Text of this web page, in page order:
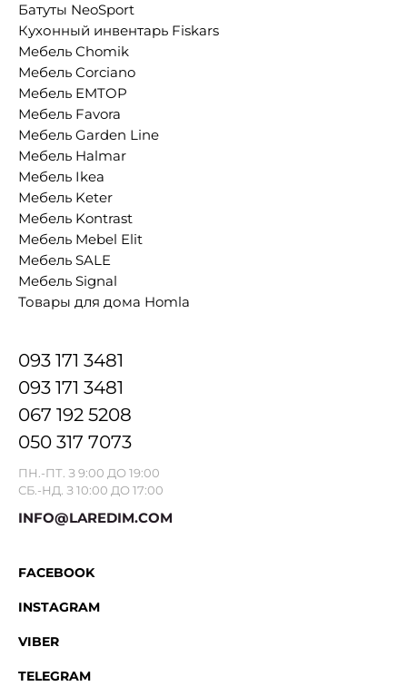
Батуты NeoSport
Кухонный инвентарь Fiskars
Мебель Chomik
Мебель Corciano
Мебель EMTOP
Мебель Favora
Мебель Garden Line
Мебель Halmar
Мебель Ikea
Мебель Keter
Мебель Kontrast
Мебель Mebel Elit
Мебель SALE
Мебель Signal
Товары для дома Homla
093 171 3481
093 171 3481
067 192 5208
050 317 7073
ПН.-ПТ. З 9:00 ДО 19:00
СБ.-НД. З 10:00 ДО 17:00
INFO@LAREDIM.COM
FACEBOOK
INSTAGRAM
VIBER
TELEGRAM